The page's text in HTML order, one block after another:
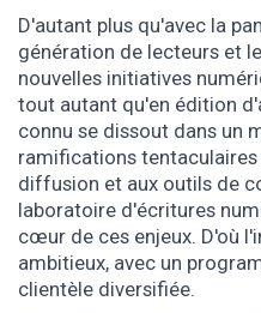
D'autant plus qu'avec la
génération de lecteurs et
nouvelles initiatives
tout autant qu'en édition
connu se dissout dans un
ramifications tentaculaires
diffusion et aux outils de
laboratoire d'écritures
cœur de ces enjeux. D'où
ambitieux, avec un
clientèle diversifiée.